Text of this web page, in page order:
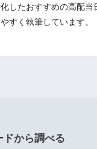
したおすすめの高配当
すく執筆しています。
ドから調べる